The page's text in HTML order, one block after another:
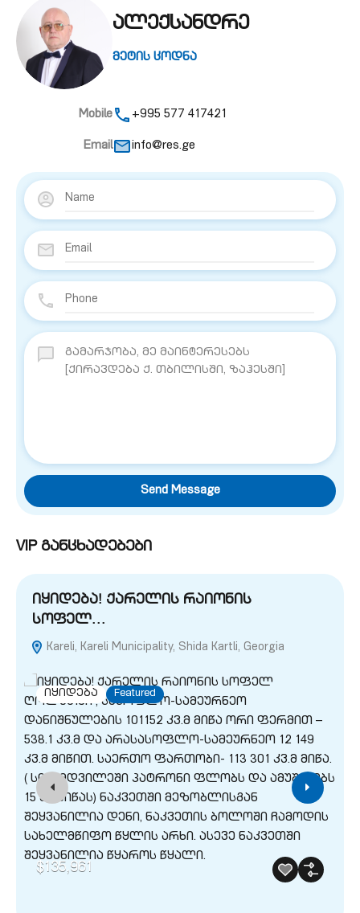
ალექსანდრე
მეტის ცოდნა
Mobile +995 577 417421
Email info@res.ge
Send Message
VIP განცხადებები
იყიდება! ქარელის რაიონის
სოფელ…
Kareli, Kareli Municipality, Shida Kartli, Georgia
იყიდება Featured
$135,961